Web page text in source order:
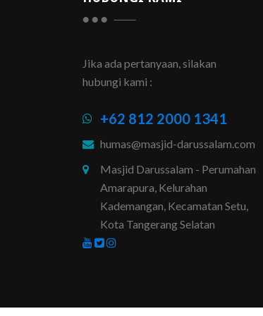
Jika ada pertanyaan, silakan
hubungi kami :
+62 812 2000 1341
humas@masjid-darussalam.com
Masjid Darussalam - Perumahan
Amarapura, Kelurahan
Kademangan, Kecamatan Setu,
Kota Tangerang Selatan